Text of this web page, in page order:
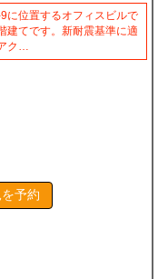
に位置するオフィスビルで
建てです。新耐震基準に適
ク…
予約